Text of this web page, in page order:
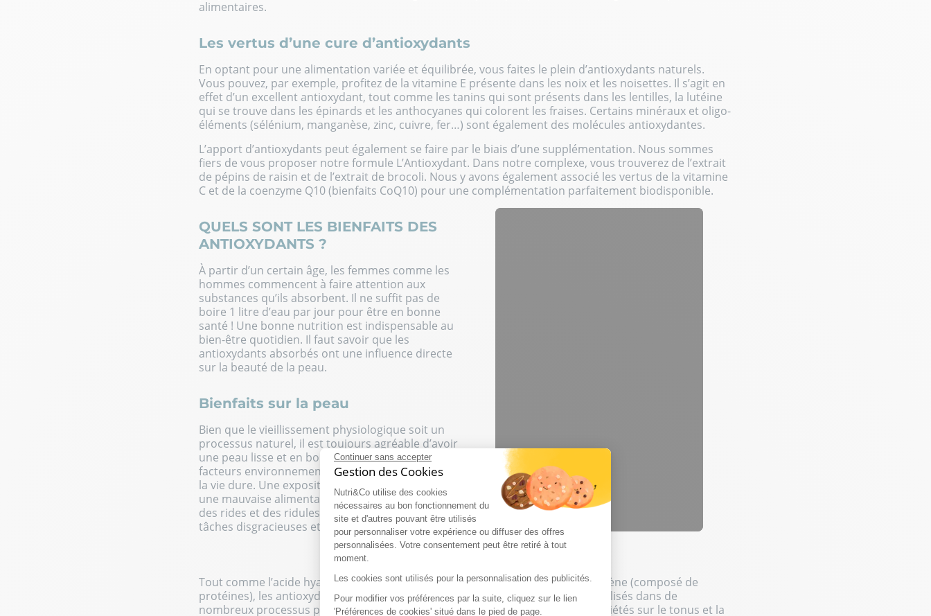
Continuer sans accepter
Gestion des Cookies
Nutri&Co utilise des cookies
nécessaires au bon fonctionnement du
site et d'autres pouvant être utilisés
pour personnaliser votre expérience ou diffuser des offres
personnalisées. Votre consentement peut être retiré à tout
moment.
Les cookies sont utilisés pour la personnalisation des publicités.
Pour modifier vos préférences par la suite, cliquez sur le lien
'Préférences de cookies' situé dans le pied de page.
alimentaires.
Les vertus d’une cure d’antioxydants
En optant pour une alimentation variée et équilibrée, vous faites le plein d’antioxydants naturels.
Vous pouvez, par exemple, profitez de la vitamine E présente dans les noix et les noisettes. Il s’agit en
effet d’un excellent antioxydant, tout comme les tanins qui sont présents dans les lentilles, la lutéine
qui se trouve dans les épinards et les anthocyanes qui colorent les fraises. Certains minéraux et oligo-
éléments (sélénium, manganèse, zinc, cuivre, fer…) sont également des molécules antioxydantes.
L’apport d’antioxydants peut également se faire par le biais d’une supplémentation. Nous sommes
fiers de vous proposer notre formule L’Antioxydant. Dans notre complexe, vous trouverez de l’extrait
de pépins de raisin et de l’extrait de brocoli. Nous y avons également associé les vertus de la vitamine
C et de la coenzyme Q10(bienfaits CoQ10) pour une complémentation parfaitement biodisponible.
QUELS SONT LES BIENFAITS DES
ANTIOXYDANTS ?
À partir d’un certain âge, les femmes comme les
hommes commencent à faire attention aux
substances qu’ils absorbent. Il ne suffit pas de
boire 1 litre d’eau par jour pour être en bonne
santé ! Une bonne nutrition est indispensable au
bien-être quotidien. Il faut savoir que les
antioxydants absorbés ont une influence directe
sur la beauté de la peau.
Bienfaits sur la peau
Bien que le vieillissement physiologique soit un
processus naturel, il est toujours agréable d’avoir
une peau lisse et en bonne santé. Certains
facteurs environnementaux peuvent nous rendre
la vie dure. Une exposition prolongée au soleil ou
une mauvaise alimentation peuvent engendrer
des rides et des ridules, mais aussi l’apparition de
tâches disgracieuses et de relâchement cutané.
Tout comme l’acide hyaluronique (molécule présente dans la peau) et le collagène (composé de
protéines), les antioxydants sont bénéfiques pour la peau. Bien qu’ils soient utilisés dans de
nombreux processus physiologiques, ils sont surtout connus pour leurs propriétés sur le tonus et la